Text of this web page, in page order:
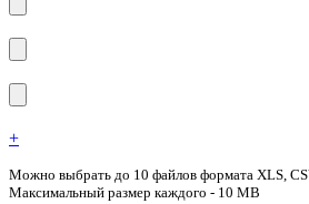
+
Можно выбрать до 10 файлов формата XLS,
Максимальный размер каждого - 10 MB